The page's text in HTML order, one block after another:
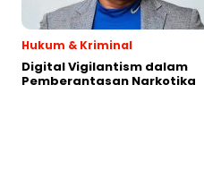
Hukum & Kriminal
Digital Vigilantism dalam
Pemberantasan Narkotika